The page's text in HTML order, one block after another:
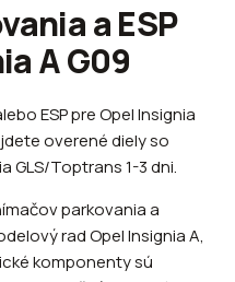
a ESP
A G09
ESP pre Opel Insignia
overené diely so
GLS/Toptrans 1-3 dni.
parkovania a
rad Opel Insignia A,
komponenty sú